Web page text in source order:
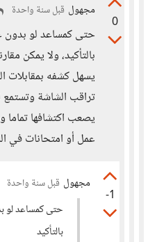
0
مجهول قبل سنة واحدة
حتى كمساعد لو
بالتأكيد، ولا يمكن
يسهل كشفه بمقابلات
تراقب الشاشة وتستمع
يصعب اكتشافها تماما
عمل أو امتحانات في
-1
مجهول قبل سنة واحدة
حتى كمساعد لو
بالتأكيد